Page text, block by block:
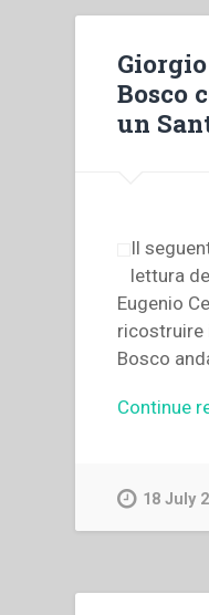
Bosco
un
Il
lettura
Eugenio
ricostruire
Bosco
Continue
18 July